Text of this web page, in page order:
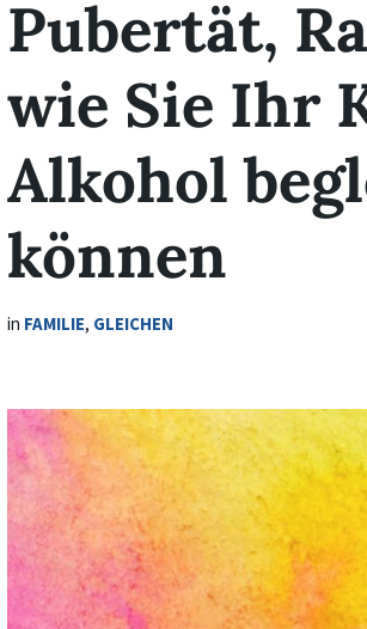
Pubertät,
wie Sie Ihr
Alkohol
können
in FAMILIE, GLEICHEN